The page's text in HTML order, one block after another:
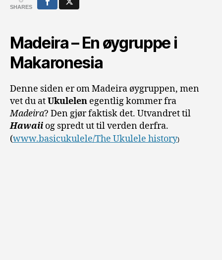
SHARES
Madeira – En øygruppe i
Makaronesia
Denne siden er om Madeira øygruppen, men
vet du atUkulelen egentlig kommer fra
Madeira? Den gjør faktisk det. Utvandret til
Hawaii og spredt ut til verden derfra.
(www.basicukulele/The Ukulele history)